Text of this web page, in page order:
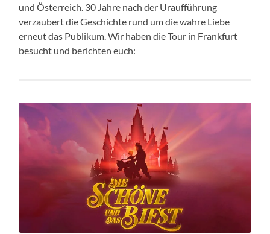
und Österreich. 30 Jahre nach der Uraufführung
verzaubert die Geschichte rund um die wahre Liebe
erneut das Publikum. Wir haben die Tour in Frankfurt
besucht und berichten euch: